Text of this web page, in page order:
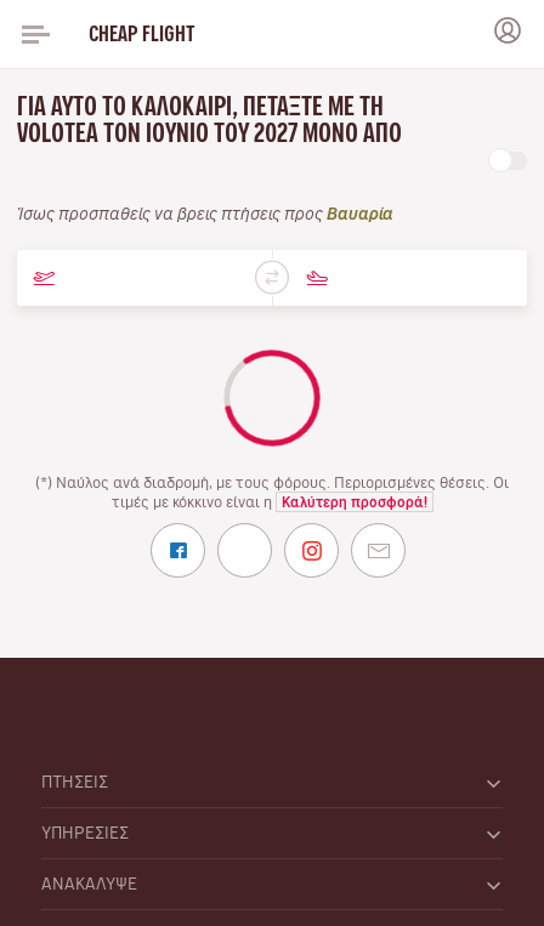
CHEAP FLIGHT
ΓΙΑ ΑΥΤΌ ΤΟ ΚΑΛΟΚΑΊΡΙ, ΠΕΤΆΞΤΕ ΜΕ ΤΗ
VOLOTEA ΤΟΝ ΙΟΎΝΙΟ ΤΟΥ 2027 ΜΌΝΟ ΑΠΌ
Ίσως προσπαθείς να βρεις πτήσεις προς Βαυαρία
(*) Ναύλος ανά διαδρομή, με τους φόρους. Περιορισμένες θέσεις. Οι
τιμές με κόκκινο είναι η
Καλύτερη προσφορά!
ΠΤΗΣΕΙΣ
ΥΠΗΡΕΣΙΕΣ
ΑΝΑΚΑΛΥΨΕ